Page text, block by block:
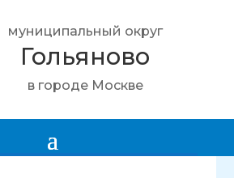
муниципальный округ
Гольяново
в городе Москве